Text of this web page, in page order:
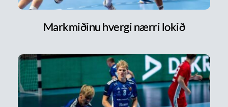
Markmiðinu hvergi nærri lokið